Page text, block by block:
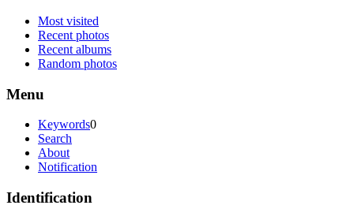
Most visited
Recent photos
Recent albums
Random photos
Menu
Keywords0
Search
About
Notification
Identification